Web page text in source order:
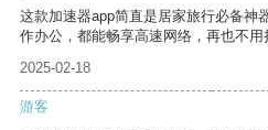
这款加速器app简直是居家旅行必备神
作办公，都能畅享高速网络，再也不用
2025-02-18
游客